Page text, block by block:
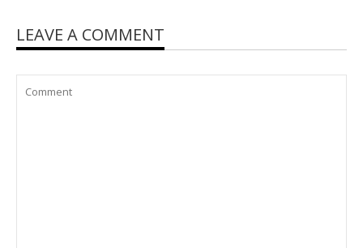
LEAVE A COMMENT